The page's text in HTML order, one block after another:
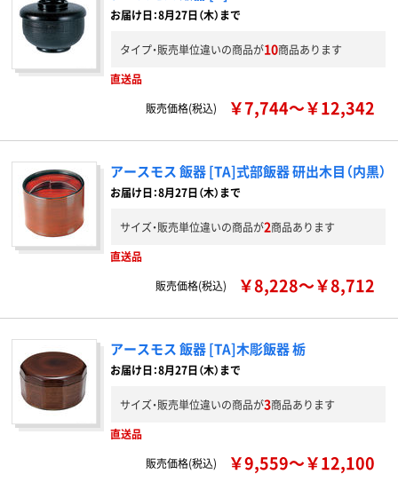
お届け日：8月27日（木）まで
タイプ・販売単位違いの商品が10商品あります
直送品
販売価格(税込)
￥7,744～￥12,342
アースモス 飯器 [TA]式部飯器 研出木目（内黒）
お届け日：8月27日（木）まで
サイズ・販売単位違いの商品が2商品あります
直送品
販売価格(税込)
￥8,228～￥8,712
アースモス 飯器 [TA]木彫飯器 栃
お届け日：8月27日（木）まで
サイズ・販売単位違いの商品が3商品あります
直送品
販売価格(税込)
￥9,559～￥12,100